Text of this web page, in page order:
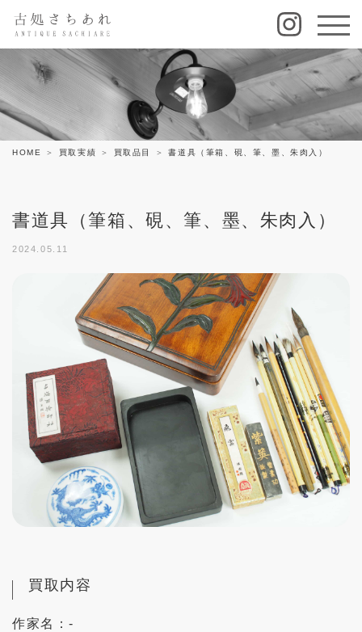
HOME 買取実績 買取品目 書道具（筆箱、硯、筆、墨、朱肉入）
書道具（筆箱、硯、筆、墨、朱肉入）
2024.05.11
買取内容
作家名：-